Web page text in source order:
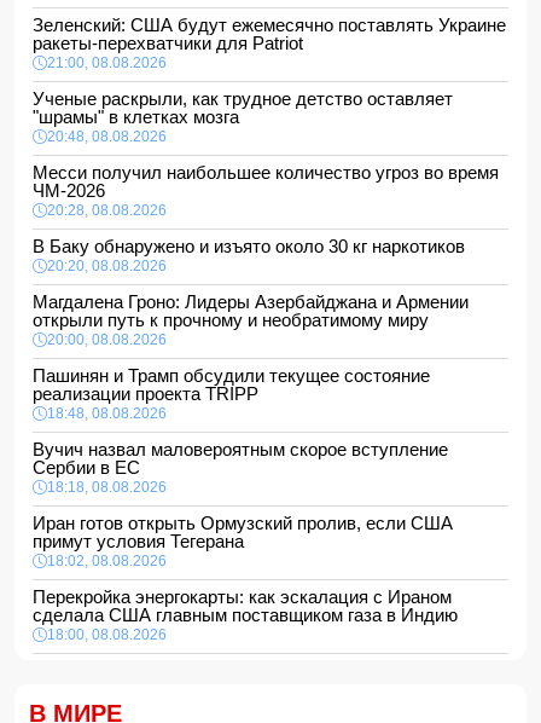
Зеленский: США будут ежемесячно поставлять Украине
ракеты-перехватчики для Patriot
21:00, 08.08.2026
Ученые раскрыли, как трудное детство оставляет
"шрамы" в клетках мозга
20:48, 08.08.2026
Месси получил наибольшее количество угроз во время
ЧМ-2026
20:28, 08.08.2026
В Баку обнаружено и изъято около 30 кг наркотиков
20:20, 08.08.2026
Магдалена Гроно: Лидеры Азербайджана и Армении
открыли путь к прочному и необратимому миру
20:00, 08.08.2026
Пашинян и Трамп обсудили текущее состояние
реализации проекта TRIPP
18:48, 08.08.2026
Вучич назвал маловероятным скорое вступление
Сербии в ЕС
18:18, 08.08.2026
Иран готов открыть Ормузский пролив, если США
примут условия Тегерана
18:02, 08.08.2026
Перекройка энергокарты: как эскалация с Ираном
сделала США главным поставщиком газа в Индию
18:00, 08.08.2026
16:48, 08.08.2026
В МИРЕ